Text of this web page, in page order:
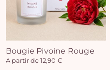
Bougie Pivoine Rouge
A partir de 12,90 €